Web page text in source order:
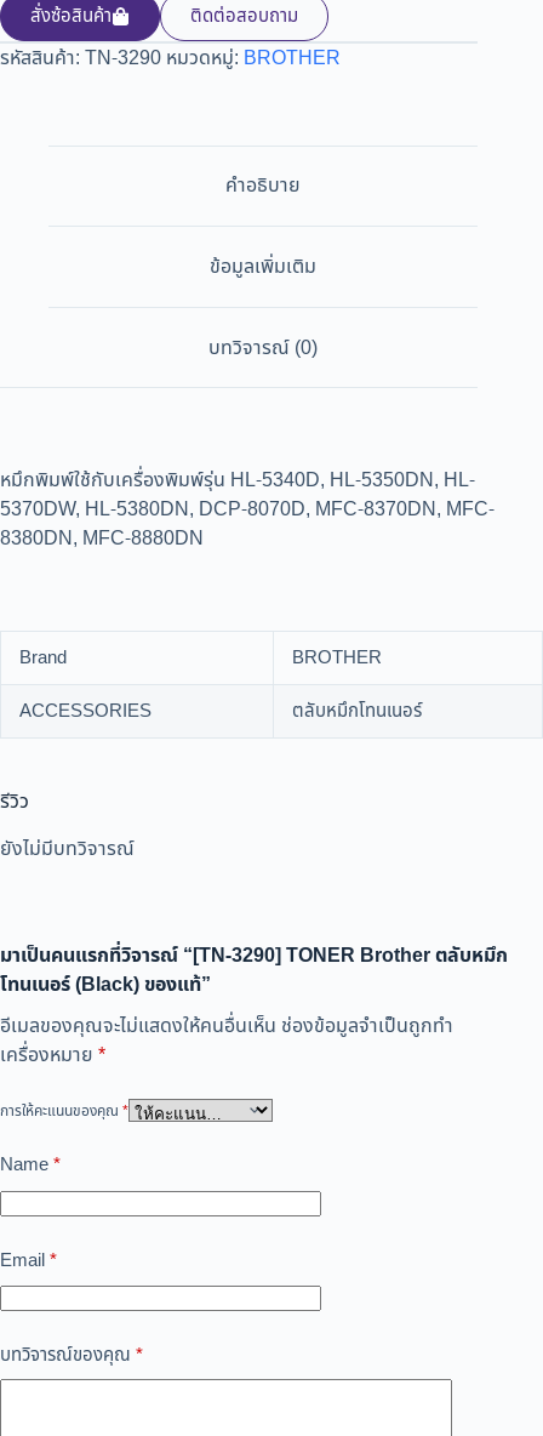
สั่งซ้อสินค้า
ติดต่อสอบถาม
รหัสสินค้า: TN-3290 หมวดหมู่: BROTHER
คำอธิบาย
ข้อมูลเพิ่มเติม
บทวิจารณ์ (0)
หมึกพิมพ์ใช้กับเครื่องพิมพ์รุ่น HL-5340D, HL-5350DN, HL-
5370DW, HL-5380DN, DCP-8070D, MFC-8370DN, MFC-
8380DN, MFC-8880DN
Brand
BROTHER
ACCESSORIES
ตลับหมึกโทนเนอร์
รีวิว
ยังไม่มีบทวิจารณ์
มาเป็นคนแรกที่วิจารณ์ “[TN-3290] TONER Brother ตลับหมึก
โทนเนอร์ (Black) ของแท้”
อีเมลของคุณจะไม่แสดงให้คนอื่นเห็น ช่องข้อมูลจำเป็นถูกทำ
เครื่องหมาย *
การให้คะแนนของคุณ *
Name*
Email*
บทวิจารณ์ของคุณ *